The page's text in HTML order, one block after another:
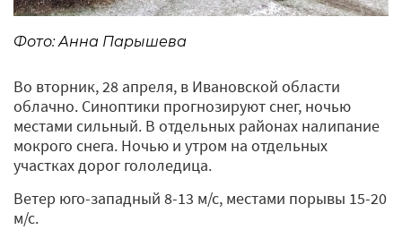
Фото: Анна Парышева
Во вторник, 28 апреля, в Ивановской области
облачно. Синоптики прогнозируют снег, ночью
местами сильный. В отдельных районах налипание
мокрого снега. Ночью и утром на отдельных
участках дорог гололедица.
Ветер юго-западный 8-13 м/с, местами порывы 15-20
м/с.